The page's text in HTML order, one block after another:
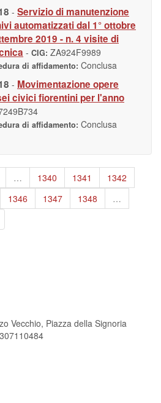
- Servizio di manutenzione
automatizzati dal 1° ottobre
2019 - n. 4 visite di
- CIG: ZA924F9989
di affidamento: Conclusa
- Movimentazione opere
civici fiorentini per l'anno
di affidamento: Conclusa
… 1340 1341
1342
1346 1347 1348
…
Vecchio, Piazza della Signoria